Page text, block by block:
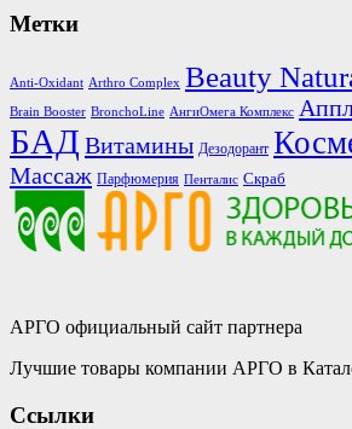
Метки
Anti-Oxidant Arthro Complex Beauty
Brain Booster BronchoLine АнгиОмега Комплекс
БАД Витамины Дезодорант
Массаж Парфюмерия Пенталис Скраб
АРГО официальный сайт партнера
Лучшие товары компании АРГО в
Ссылки